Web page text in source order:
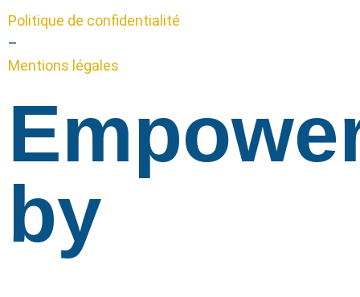
Politique de confidentialité
–
Mentions légales
by